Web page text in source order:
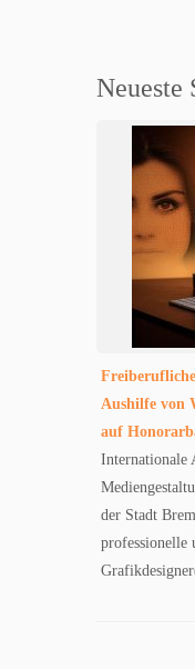
Neueste
Aushilfe von
auf
Internationale
der Stadt
professionelle